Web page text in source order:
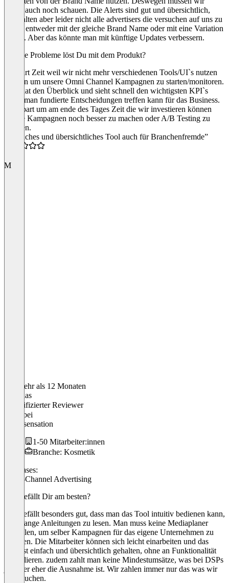
selber auch noch schauen. Die Alerts sind gut und übersichtlich,
beinhalten aber leider nicht alle advertisers die versuchen auf uns zu
bieten entweder mit der gleiche Brand Name oder mit eine Variation
davon. Aber das könnte man mit künftige Updates verbessern.
Welche Probleme löst Du mit dem Produkt?
Es spart Zeit weil wir nicht mehr verschiedenen Tools/UI`s nutzen
müssen um unsere Omni Channel Kampagnen zu starten/monitoren.
Man hat den Überblick und sieht schnell den wichtigsten KPI`s
damit man fundierte Entscheidungen treffen kann für das Business.
Das spart um am ende des Tages Zeit die wir investieren können
unsere Kampagnen noch besser zu machen oder A/B Testing zu
machen.
“Einfaches und übersichtliches Tool auch für Branchenfremde”
M
Vor mehr als 12 Monaten
Matthias
Verifizierter Reviewer
bei
Whitesensation
1-50 Mitarbeiter:innen
Branche: Kosmetik
Use cases:
Cross-Channel Advertising
Was gefällt Dir am besten?
Uns gefällt besonders gut, dass man das Tool intuitiv bedienen kann,
ohne lange Anleitungen zu lesen. Man muss keine Mediaplaner
einstellen, um selber Kampagnen für das eigene Unternehmen zu
erstellen. Die Mitarbeiter können sich leicht einarbeiten und das
Tool ist einfach und übersichtlich gehalten, ohne an Funktionalität
zu verlieren. zudem zahlt man keine Mindestumsätze, was bei DSPs
ja leider eher die Ausnahme ist. Wir zahlen immer nur das was wir
verbrauchen.